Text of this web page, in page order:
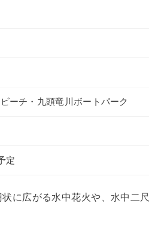
ーチ・九頭竜川ボートパーク
定
に広がる水中花火や、水中二